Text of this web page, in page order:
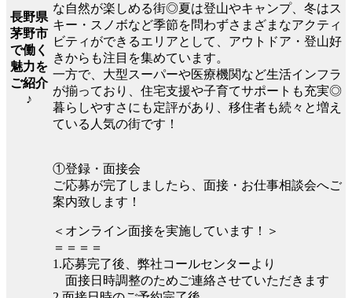
長野県
茅野市
で働く
魅力を
ご紹介
♪
な自然が楽しめる街◎夏は登山やキャンプ、冬はス
キー・スノボなど季節を問わずさまざまなアクティ
ビティができるエリアとして、アウトドア・登山好
きからも注目を集めています。
一方で、大型スーパーや医療機関など生活インフラ
が揃っており、住宅支援や子育てサポートも充実◎
暮らしやすさにも定評があり、移住者も続々と増え
ている人気の街です！
①登録・面接会
ご応募が完了しましたら、面接・お仕事相談会へご
案内致します！
＜オンライン面接を実施しています！＞
＝＝＝＝
1.応募完了後、弊社コールセンターより
面接日時調整のためご連絡させていただきます